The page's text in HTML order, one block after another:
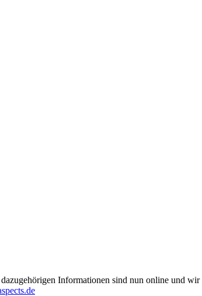
Informationen sind nun online und wir